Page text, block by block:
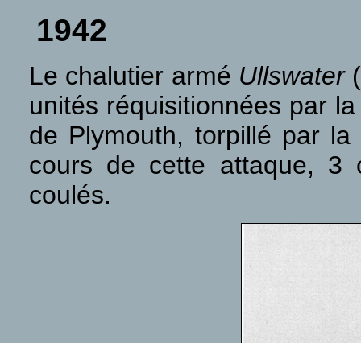
1942
Le chalutier armé Ullswater
unités réquisitionnées par
de Plymouth, torpillé par
cours de cette attaque, 3
coulés.